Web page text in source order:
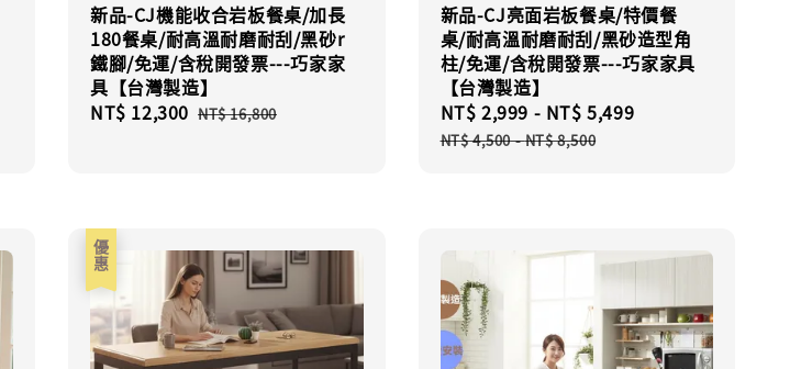
新品-CJ機能收合岩板餐桌/加長
180餐桌/耐高溫耐磨耐刮/黑砂r
鐵腳/免運/含稅開發票---巧家家
具【台灣製造】
Sale
NT$ 12,300 Regular
NT$ 16,800
新品-CJ亮面岩板餐桌/特價餐
桌/耐高溫耐磨耐刮/黑砂造型角
柱/免運/含稅開發票---巧家家具
【台灣製造】
Sale
price
NT$ 2,999 - NT$ 5,499
NT$ 4,500-NT$ 8,500
優惠